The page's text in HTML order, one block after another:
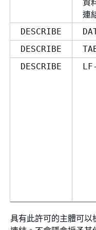
資
連
DESCRIBE
DESCRIBE
DESCRIBE
具有此許可的主體可以